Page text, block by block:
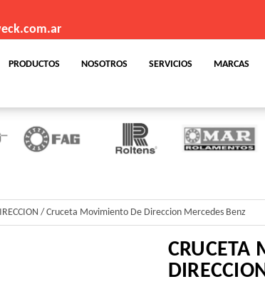
PRODUCTOS NOSOTROS SERVICIOS MARCAS
/ Cruceta Movimiento De Direccion Mercedes Benz
CRUCETA